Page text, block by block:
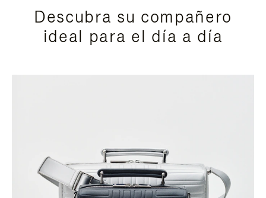
Descubra su compañero
ideal para el día a día